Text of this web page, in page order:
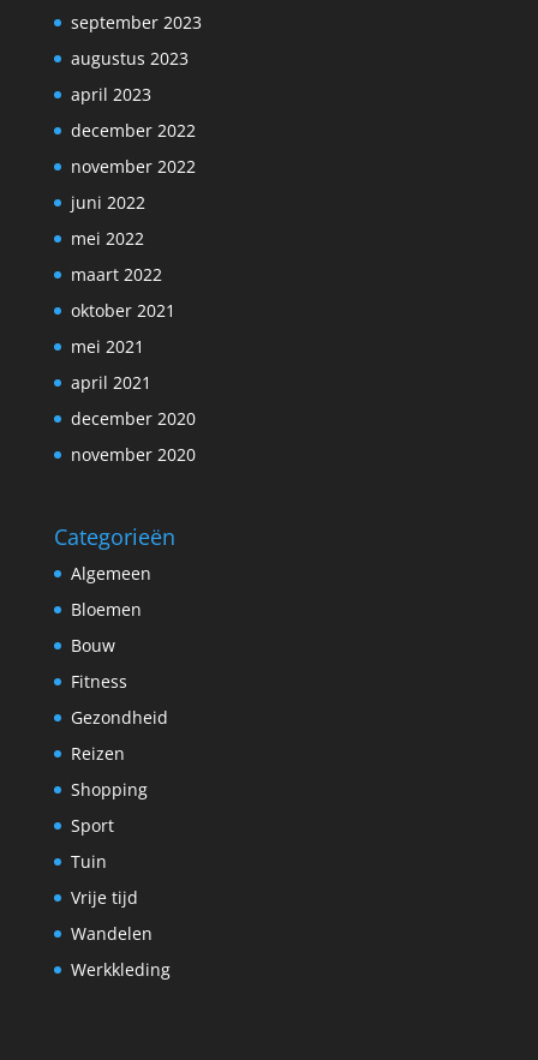
september 2023
augustus 2023
april 2023
december 2022
november 2022
juni 2022
mei 2022
maart 2022
oktober 2021
mei 2021
april 2021
december 2020
november 2020
Categorieën
Algemeen
Bloemen
Bouw
Fitness
Gezondheid
Reizen
Shopping
Sport
Tuin
Vrije tijd
Wandelen
Werkkleding